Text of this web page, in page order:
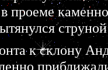
проеме
к склону